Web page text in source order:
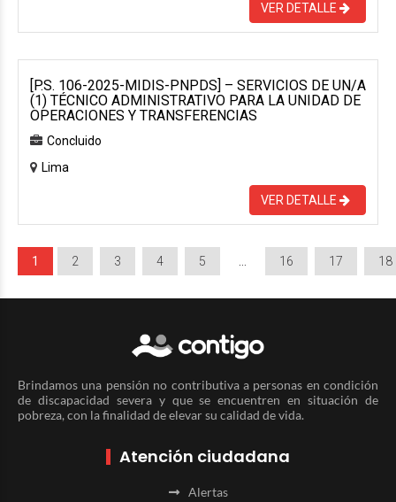
VER DETALLE
[P.S. 106-2025-MIDIS-PNPDS] – SERVICIOS DE UN/A
(1) TÉCNICO ADMINISTRATIVO PARA LA UNIDAD DE
OPERACIONES Y TRANSFERENCIAS
Concluido
Lima
VER DETALLE
1 2 3 4 5 16 17 18
Brindamos una pensión no contributiva a personas en condición
de discapacidad severa y que se encuentren en situación de
pobreza, con la finalidad de elevar su calidad de vida.
Atención ciudadana
Alertas